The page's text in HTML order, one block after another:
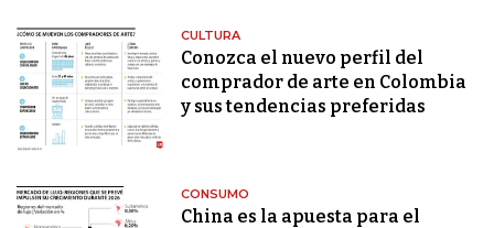
CULTURA
Conozca el nuevo perfil del
comprador de arte en Colombia
y sus tendencias preferidas
CONSUMO
China es la apuesta para el